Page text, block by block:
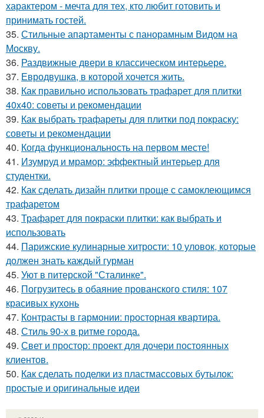
характером - мечта для тех, кто любит готовить и
принимать гостей.
35. Стильные апартаменты с панорамным Видом на
Москву.
36. Раздвижные двери в классическом интерьере.
37. Евродвушка, в которой хочется жить.
38. Как правильно использовать трафарет для плитки
40x40: советы и рекомендации
39. Как выбрать трафареты для плитки под покраску:
советы и рекомендации
40. Когда функциональность на первом месте!
41. Изумруд и мрамор: эффектный интерьер для
студентки.
42. Как сделать дизайн плитки проще с самоклеющимся
трафаретом
43. Трафарет для покраски плитки: как выбрать и
использовать
44. Парижские кулинарные хитрости: 10 уловок, которые
должен знать каждый гурман
45. Уют в питерской "Сталинке".
46. Погрузитесь в обаяние прованского стиля: 107
красивых кухонь
47. Контрасты в гармонии: просторная квартира.
48. Стиль 90-х в ритме города.
49. Свет и простор: проект для дочери постоянных
клиентов.
50. Как сделать поделки из пластмассовых бутылок:
простые и оригинальные идеи